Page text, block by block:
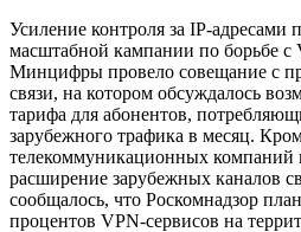
Усиление контроля за IP-адресами
масштабной кампании по борьбе с
Минцифры провело совещание с
связи, на котором обсуждалось
тарифа для абонентов,
зарубежного трафика в месяц.
телекоммуникационных компаний
расширение зарубежных каналов
сообщалось, что Роскомнадзор
процентов VPN-сервисов на